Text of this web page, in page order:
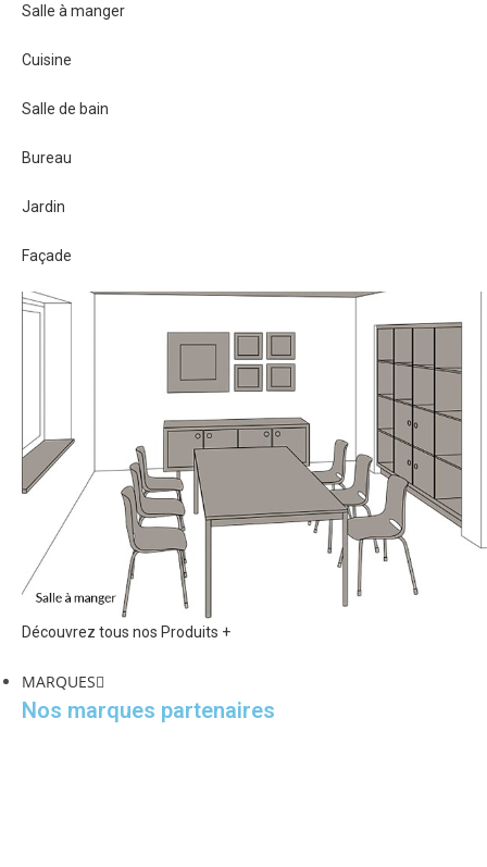
Salle à manger
Cuisine
Salle de bain
Bureau
Jardin
Façade
Découvrez tous nos Produits +
MARQUES
Nos marques partenaires